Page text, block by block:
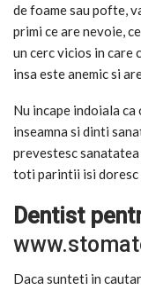
de foame sau pofte,
primi ce are nevoie,
un cerc vicios in care
insa este anemic si
Nu incape indoiala
inseamna si dinti
prevestesc
toti parintii isi doresc
Dentist
Daca sunteti in